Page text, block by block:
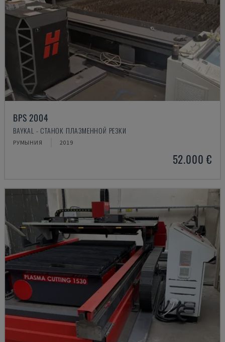
BPS 2004
BAYKAL - СТАНОК ПЛАЗМЕННОЙ РЕЗКИ
РУМЫНИЯ 2019
52.000 €